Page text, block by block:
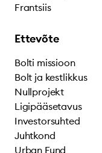
Frantsiis
Ettevõte
Bolti missioon
Bolt ja kestlikkus
Nullprojekt
Ligipääsetavus
Investorsuhted
Juhtkond
Urban Fund